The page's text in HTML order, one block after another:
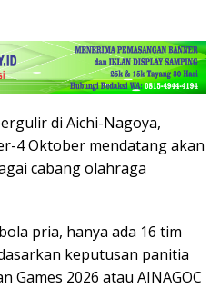
di Aichi-Nagoya,
4 Oktober mendatang akan
cabang olahraga
pria, hanya ada 16 tim
keputusan panitia
Games 2026 atau AINAGOC